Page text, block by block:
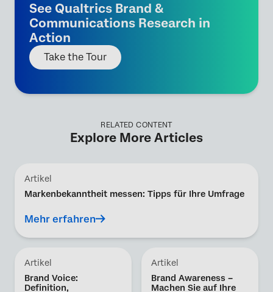
See Qualtrics Brand &
Communications Research in
Action
Take the Tour
RELATED CONTENT
Explore More Articles
Artikel
Markenbekanntheit messen: Tipps für Ihre Umfrage
Mehr erfahren
Artikel
Brand Voice:
Definition,
Artikel
Brand Awareness –
Machen Sie auf Ihre